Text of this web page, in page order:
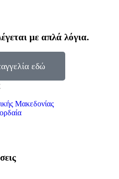
με απλά λόγια.
εδώ
Μακεδονίας